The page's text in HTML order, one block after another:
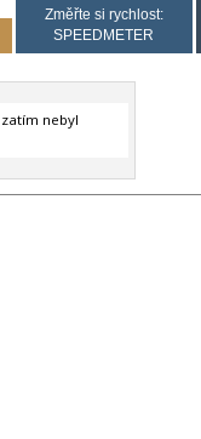
Změřte si rychlost:
SPEEDMETER
zatím nebyl